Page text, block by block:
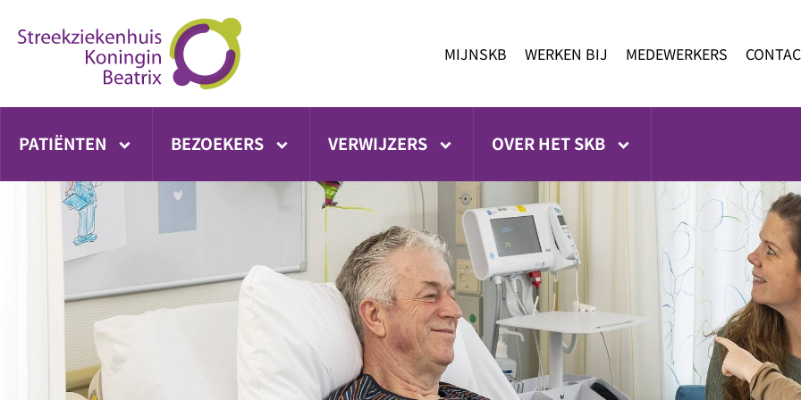
direct
MIJNSKB WERKEN BIJ MEDEWERKERS
PATIËNTEN BEZOEKERS VERWIJZERS OVER HET SKB